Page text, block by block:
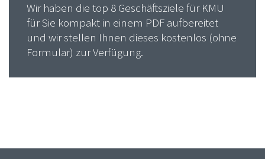
Wir haben die top 8 Geschäftsziele für KMU
für Sie kompakt in einem PDF aufbereitet
und wir stellen Ihnen dieses kostenlos (ohne
Formular) zur Verfügung.